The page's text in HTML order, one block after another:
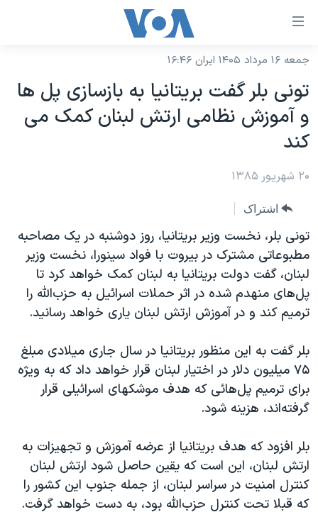
لینکهای
دسترسی
جهش
محتوای
اصلی
به
صفحه
جهش
به
جستجو
نسخه سبک وب‌سایت
موضوع ها
آمریکا
جهان
ورزشی
گزیده‌ها
ویژه برنامه‌ها
ویدیوها
حقوق شهروندی
علم و فناوری
گالری عکس
آرشیو پخش زنده
برنامه های تلویزیونی
جدول برنامه ها
صفحه‌های ویژه
جام جهانی ۲۰۲۶
عملیات خشم حماسی
۲۵۰سالگی آمریکا
بایگانی برنامه‌های تلویزیونی
انتخابات ریاست جمهوری آمریکا ۲۰۲۴
حمله جمهوری اسلامی به اسرائیل
رمز مهسا
اعتراضات زن، زندگی، آزادی
مجموعه مستندهای دادخواهی
فرکانس‌های صدای آمریکا
پخش رادیویی
یادگیری زبان انگلیسی
جمعه ۱۶ مرداد ۱۴۰۵ ایران ۱۶:۴۶
تونی بلر گفت بريتانيا به بازسازی پل ها
و آموزش نظامی ارتش لبنان کمک می
کند
۲۰ شهریور ۱۳۸۵
اشتراک
تونی بلر، نخست وزير بريتانيا، روز دوشنبه در يک مصاحبه
مطبوعاتی مشترک در بيروت با فواد سينورا، نخست وزير
لبنان، گفت دولت بريتانيا به لبنان کمک خواهد کرد تا
پل‌های منهدم شده در اثر حملات اسرائيل به حزب‌الله را
ترميم کند و در آموزش ارتش لبنان ياری خواهد رسانيد.
بلر گفت به اين منظور بريتانيا در سال جاری ميلادی مبلغ
۷۵ ميليون دلار در اختيار لبنان قرار خواهد داد که به ويژه
برای ترميم پل‌هائی که هدف موشکهای اسرائيلی قرار
گرفته‌اند، هزينه شود.
بلر افزود که هدف بريتانيا از عرضه آموزش و تجهيزات به
ارتش لبنان، اين است که يقين حاصل شود ارتش لبنان
کنترل امنيت در سراسر لبنان، از جمله جنوب اين کشور را
که قبلا تحت کنترل حزب‌الله بود، به دست خواهد گرفت.